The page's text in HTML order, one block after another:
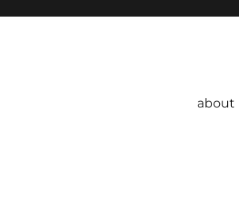
about